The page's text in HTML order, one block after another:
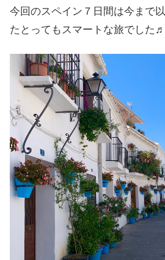
今回のスペイン７日間は今まで
たとってもスマートな旅でした♬